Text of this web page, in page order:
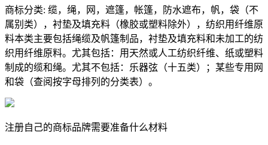
商标分类: 缆，绳，网，遮篷，帐篷，防水遮布，帆，袋（不
属别类），衬垫及填充料（橡胶或塑料除外），纺织用纤维原
料本类主要包括绳缆及帆篷制品，衬垫及填充料和未加工的纺
织用纤维原料。尤其包括：用天然或人工纺织纤维、纸或塑料
制成的缆和绳。尤其不包括：乐器弦（十五类）；某些专用网
和袋（查阅按字母排列的分类表）。
注册自己的商标品牌需要准备什么材料